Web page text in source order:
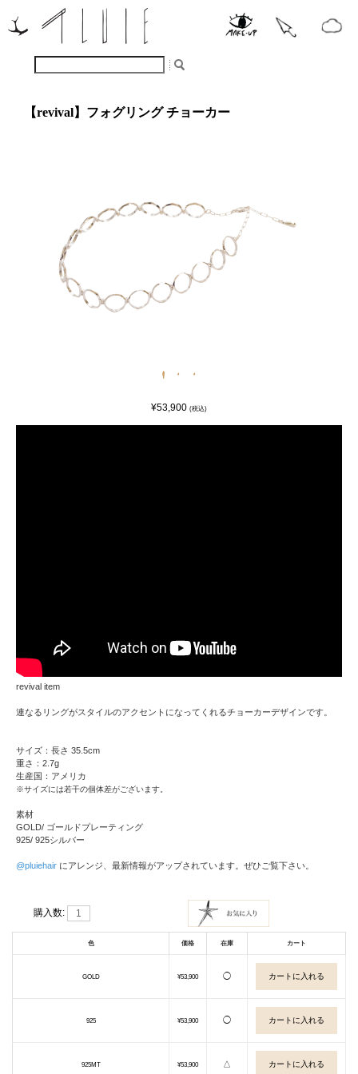
【revival】フォグリング チョーカー
¥53,900 (税込)
revival item
連なるリングがスタイルのアクセントになってくれるチョーカーデザインです。
サイズ：長さ 35.5cm
重さ：2.7g
生産国：アメリカ
※サイズには若干の個体差がございます。
素材
GOLD/ ゴールドプレーティング
925/ 925シルバー
@pluiehair にアレンジ、最新情報がアップされています。ぜひご覧下さい。
購入数:
色 価格 在庫 カート
GOLD ¥53,900 ◯
925 ¥53,900 ◯
925MT ¥53,900 △